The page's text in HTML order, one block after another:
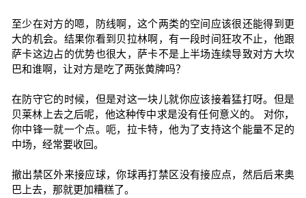
至少在对方的嗯，防线啊，这个两类的空间应该很还能得到更
大的机会。结果你看到贝拉林啊，有一段时间狂攻不止，他跟
萨卡这边占的优势也很大，萨卡不是上半场连续导致对方大坎
巴和谁啊，让对方是吃了两张黄牌吗？
在防守它的时候，但是对这一块儿就你应该接着猛打呀。但是
贝莱林上去之后呢，他这种传中求是没有任何意义的。 对你，
你中锋一就一个点。呃，拉卡特，他为了支持这个能量不足的
中场，经常要收回。
撤出禁区外来接应球，你球再打禁区没有接应点，然后后来奥
巴上去，那就更加糟糕了。